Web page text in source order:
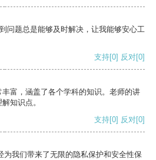
问题总是能够及时解决，让我能够安心工
支持[0] 反对[0]
富，涵盖了各个学科的知识。老师的讲
知识点。
支持[0] 反对[0]
为我们带来了无限的隐私保护和安全性保